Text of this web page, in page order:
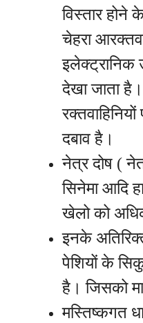
विस्तार
चेहरा
इलेक्ट्रानिक
देखा जाता
दबाव है।
नेत्र दोष (
सिनेमा आदि
खेलो को
इनके
पेशियों के
है। जिसको
मस्तिष्कगत